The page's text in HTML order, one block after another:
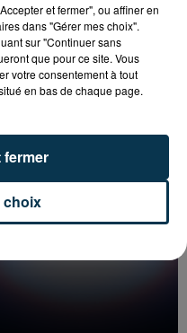
et fermer", ou affiner en
dans "Gérer mes choix".
sur "Continuer sans
que pour ce site. Vous
votre consentement à tout
en bas de chaque page.
choix
fermer